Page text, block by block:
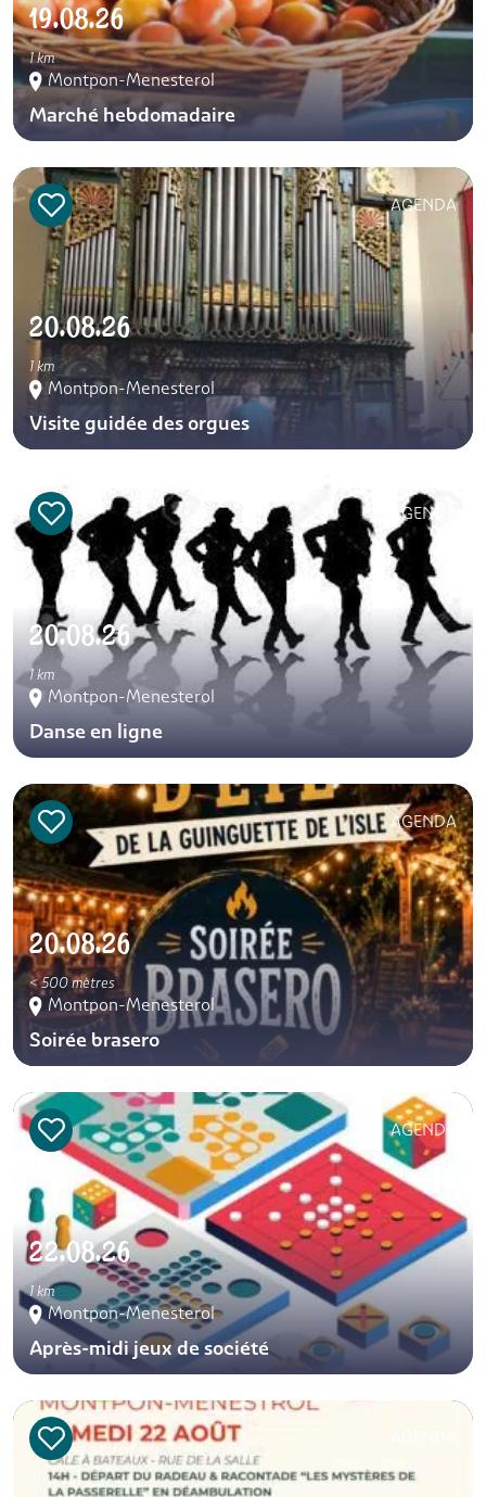
19.08.26
1 km
Montpon-Menesterol
Marché hebdomadaire
AGENDA
20.08.26
1 km
Montpon-Menesterol
Visite guidée des orgues
AGENDA
20.08.26
1 km
Montpon-Menesterol
Danse en ligne
AGENDA
20.08.26
< 500 mètres
Montpon-Menesterol
Soirée brasero
AGENDA
22.08.26
1 km
Montpon-Menesterol
Après-midi jeux de société